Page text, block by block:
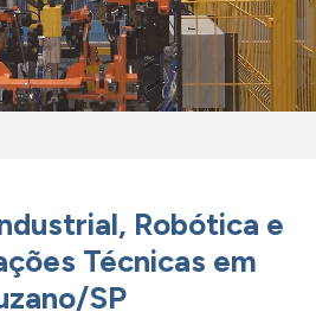
Robótica e
Técnicas em
SP